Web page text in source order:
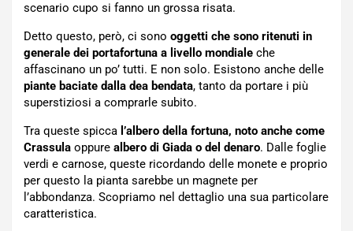
scenario cupo si fanno un grossa risata.
Detto questo, però, ci sono oggetti che sono ritenuti in
generale dei portafortuna a livello mondiale che
affascinano un po’ tutti. E non solo. Esistono anche delle
piante baciate dalla dea bendata, tanto da portare i più
superstiziosi a comprarle subito.
Tra queste spicca l’albero della fortuna, noto anche come
Crassula oppure albero di Giada o del denaro. Dalle foglie
verdi e carnose, queste ricordando delle monete e proprio
per questo la pianta sarebbe un magnete per
l’abbondanza. Scopriamo nel dettaglio una sua particolare
caratteristica.